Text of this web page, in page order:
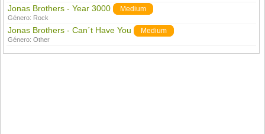
Jonas Brothers - Year 3000 Medium
Género: Rock
Jonas Brothers - Can´t Have You Medium
Género:Other